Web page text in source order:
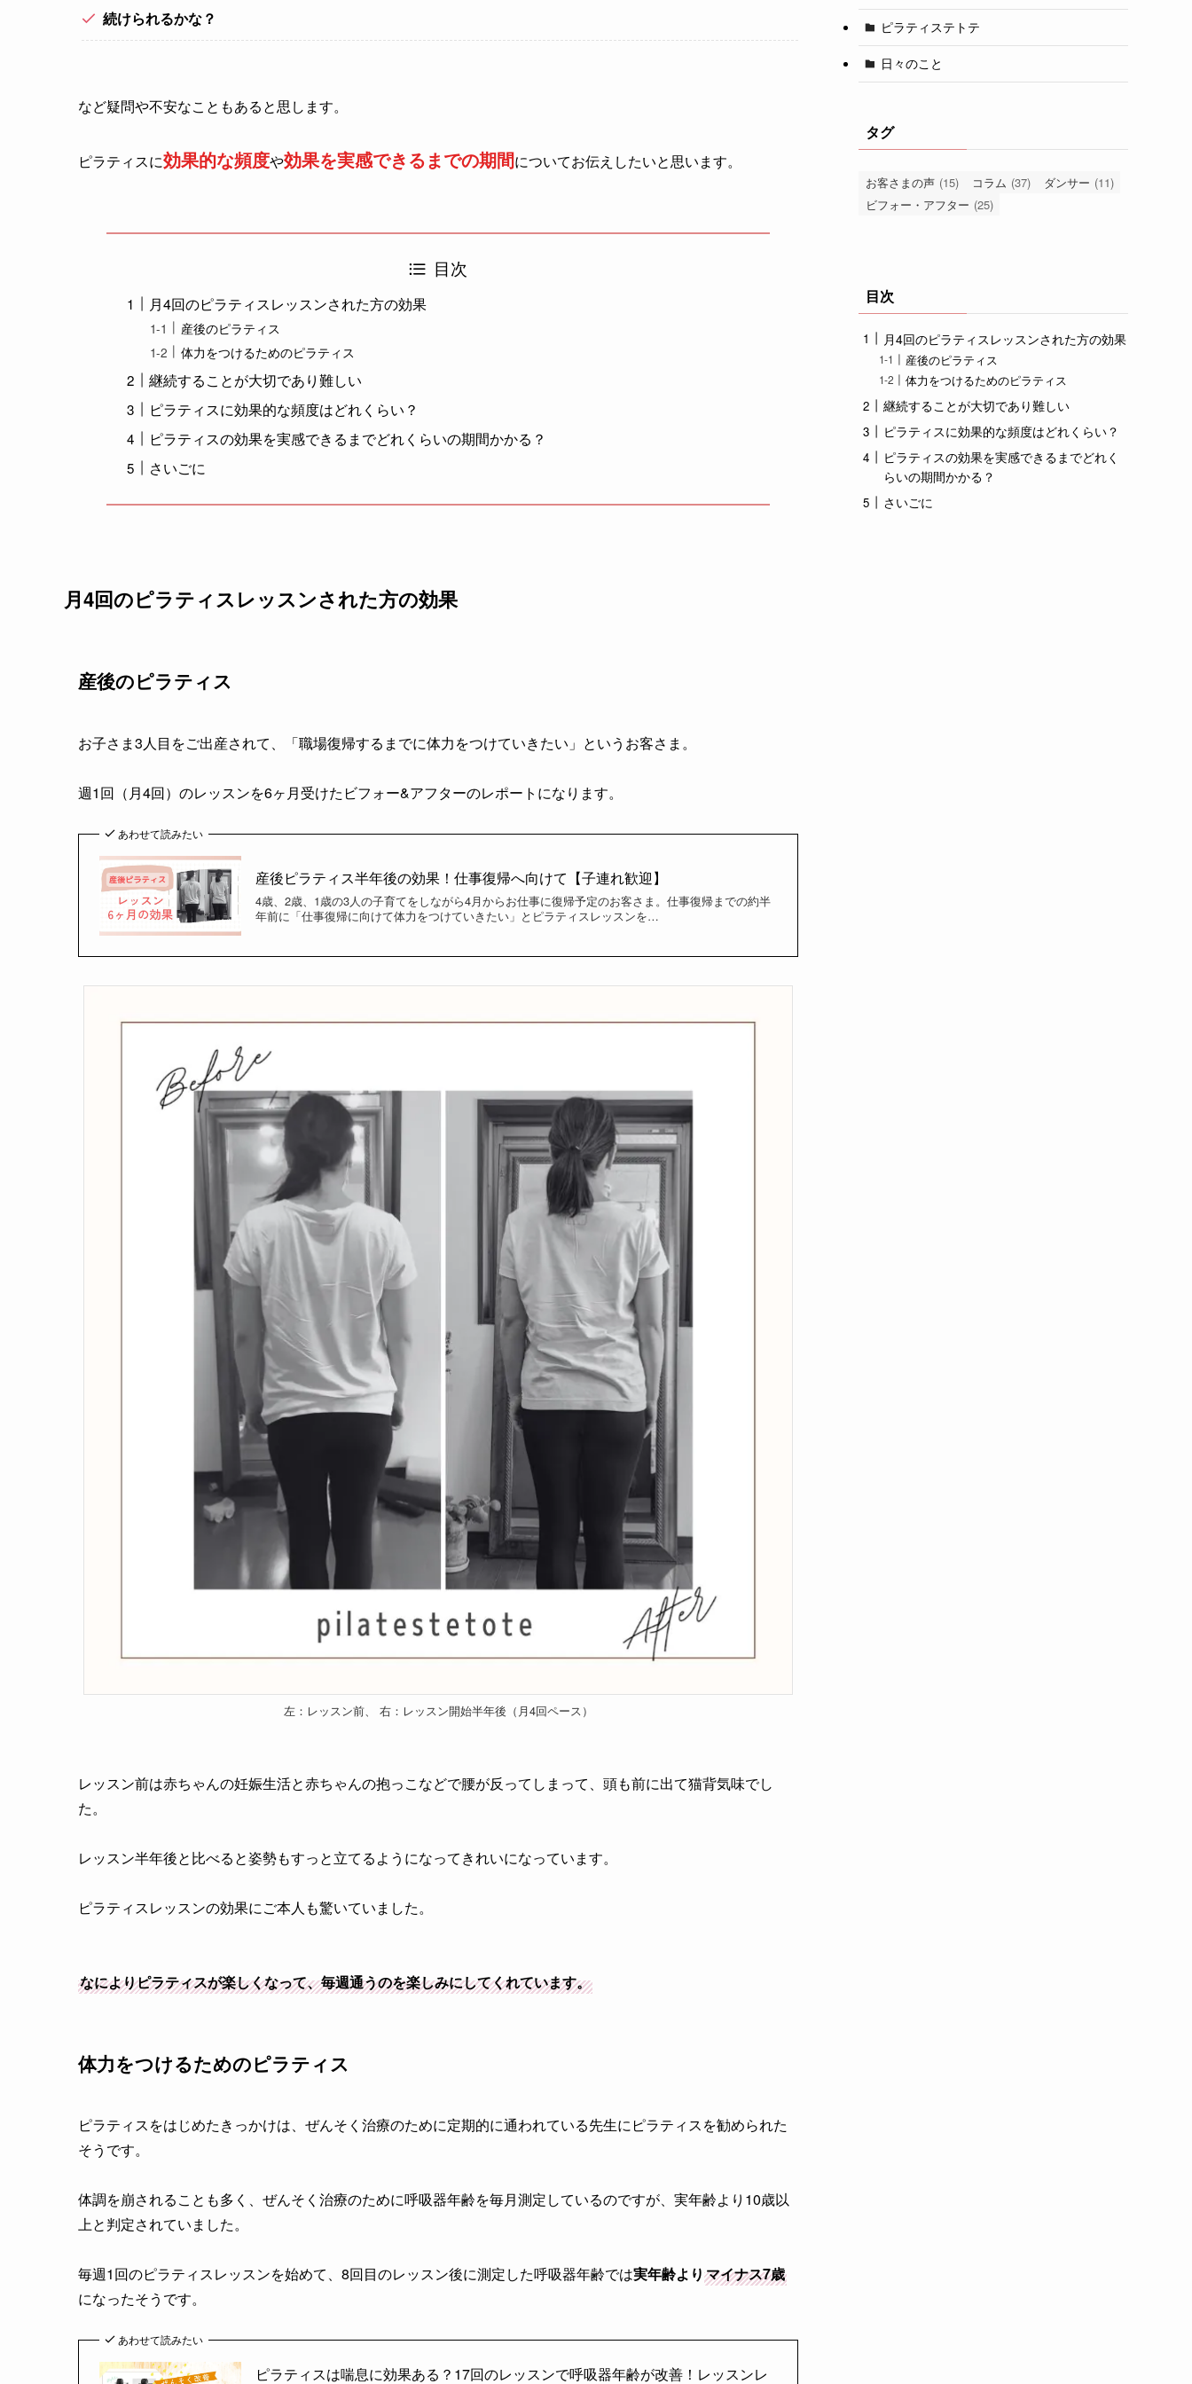
続けられるかな？
など疑問や不安なこともあると思します。
ピラティスに効果的な頻度や効果を実感できるまでの期間についてお伝えしたいと思います。
目次
月4回のピラティスレッスンされた方の効果
産後のピラティス
体力をつけるためのピラティス
継続することが大切であり難しい
ピラティスに効果的な頻度はどれくらい？
ピラティスの効果を実感できるまでどれくらいの期間かかる？
さいごに
月4回のピラティスレッスンされた方の効果
産後のピラティス
お子さま3人目をご出産されて、「職場復帰するまでに体力をつけていきたい」というお客さま。
週1回（月4回）のレッスンを6ヶ月受けたビフォー&アフターのレポートになります。
あわせて読みたい
産後ピラティス半年後の効果！仕事復帰へ向けて【子連れ歓迎】
4歳、2歳、1歳の3人の子育てをしながら4月からお仕事に復帰予定のお客さま。仕事復帰までの約半
年前に「仕事復帰に向けて体力をつけていきたい」とピラティスレッスンを…
左：レッスン前、 右：レッスン開始半年後（月4回ペース）
レッスン前は赤ちゃんの妊娠生活と赤ちゃんの抱っこなどで腰が反ってしまって、頭も前に出て猫背気味でし
た。
レッスン半年後と比べると姿勢もすっと立てるようになってきれいになっています。
ピラティスレッスンの効果にご本人も驚いていました。
なによりピラティスが楽しくなって、毎週通うのを楽しみにしてくれています。
体力をつけるためのピラティス
ピラティスをはじめたきっかけは、ぜんそく治療のために定期的に通われている先生にピラティスを勧められた
そうです。
体調を崩されることも多く、ぜんそく治療のために呼吸器年齢を毎月測定しているのですが、実年齢より10歳以
上と判定されていました。
毎週1回のピラティスレッスンを始めて、8回目のレッスン後に測定した呼吸器年齢では実年齢より マイナス7歳
になったそうです。
あわせて読みたい
ピラティスは喘息に効果ある？17回のレッスンで呼吸器年齢が改善！レッスンレ
ピラティステトテ
日々のこと
タグ
お客さまの声 (15) コラム (37) ダンサー (11)
ビフォー・アフター (25)
目次
月4回のピラティスレッスンされた方の効果
産後のピラティス
体力をつけるためのピラティス
継続することが大切であり難しい
ピラティスに効果的な頻度はどれくらい？
ピラティスの効果を実感できるまでどれく
らいの期間かかる？
さいごに